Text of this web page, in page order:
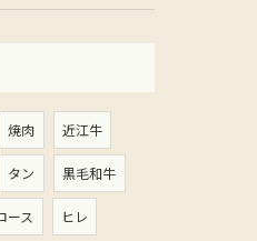
焼肉 近江牛
タン 黒毛和牛
ース ヒレ